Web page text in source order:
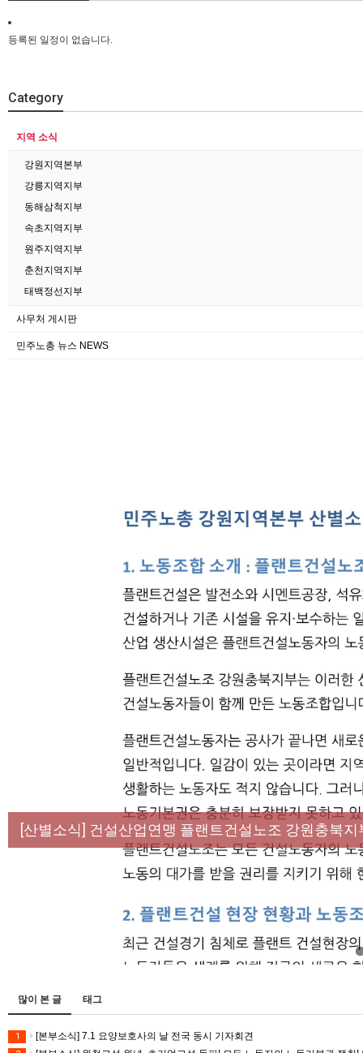
등록된 일정이 없습니다.
Category
지역 소식
강원지역본부
강릉지역지부
동해삼척지부
속초지역지부
원주지역지부
춘천지역지부
태백정선지부
사무처 게시판
민주노총 뉴스 NEWS
[성명] 막을 수 있었던 죽음, HL만도가 책임져라 : 청
[산별소식] 건설산업연맹 플랜트건설노조 강원충북지
[강릉,속초,원주,춘천] 폭염감시단 사업 이모저모
[조합원☆인터뷰] 서비스연맹 전국학교비정규직노동
[본부소식] 강원지역 노동자 합창단 모임
많이 본 글 태그
1 [본부소식] 7.1 요양보호사의 날 전국 동시 기자회견